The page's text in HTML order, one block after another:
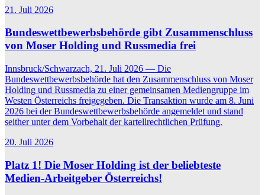
21. Juli 2026
Bundeswettbewerbsbehörde gibt Zusammenschluss
von Moser Holding und Russmedia frei
Innsbruck/Schwarzach, 21. Juli 2026 — Die
Bundeswettbewerbsbehörde hat den Zusammenschluss von Moser
Holding und Russmedia zu einer gemeinsamen Mediengruppe im
Westen Österreichs freigegeben. Die Transaktion wurde am 8. Juni
2026 bei der Bundeswettbewerbsbehörde angemeldet und stand
seither unter dem Vorbehalt der kartellrechtlichen Prüfung.
20. Juli 2026
Platz 1! Die Moser Holding ist der beliebteste
Medien-Arbeitgeber Österreichs!